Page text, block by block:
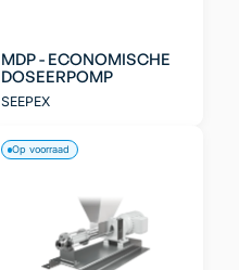
MDP - ECONOMISCHE
DOSEERPOMP
SEEPEX
Op voorraad